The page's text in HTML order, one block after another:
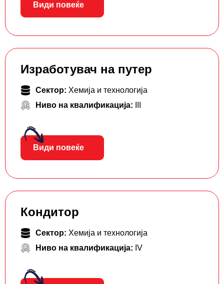
Види повеќе
Изработувач на путер
Сектор: Хемија и технологија
Ниво на квалификација:
Види повеќе
Кондитор
Сектор: Хемија и технологија
Ниво на квалификација: IV